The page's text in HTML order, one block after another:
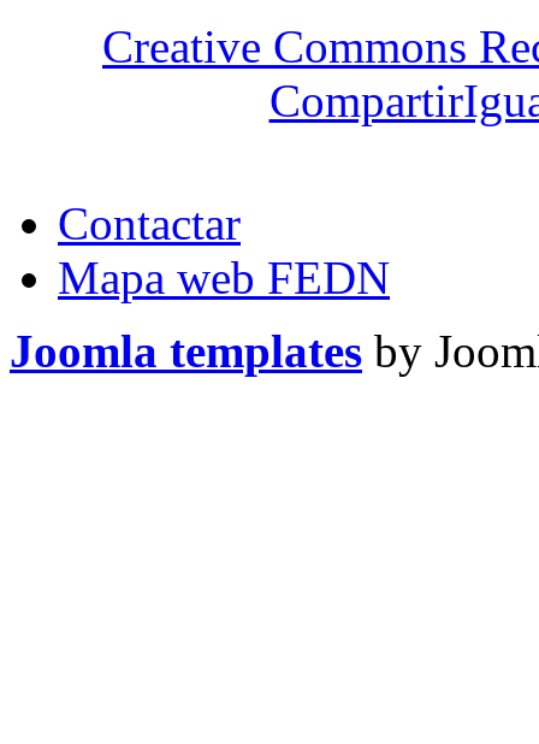
Creative Commons
Contactar
Mapa web FEDN
Joomla templates by